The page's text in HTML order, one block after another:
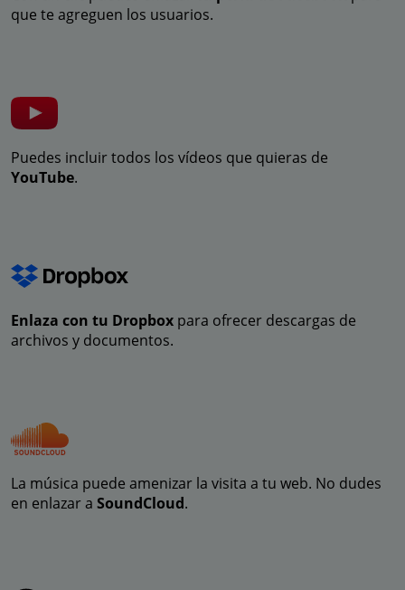
que te agreguen los usuarios.
Puedes incluir todos los vídeos que quieras de
YouTube.
Enlaza con tu Dropbox para ofrecer descargas de
archivos y documentos.
La música puede amenizar la visita a tu web. No dudes
en enlazar a SoundCloud.